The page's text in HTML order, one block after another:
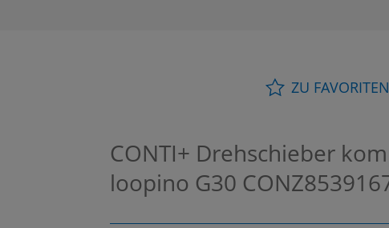
ZU
CONTI+ Drehschieber
loopino G30